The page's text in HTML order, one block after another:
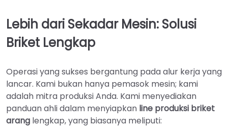
Lebih dari Sekadar Mesin: Solusi
Briket Lengkap
Operasi yang sukses bergantung pada alur kerja yang
lancar. Kami bukan hanya pemasok mesin; kami
adalah mitra produksi Anda. Kami menyediakan
panduan ahli dalam menyiapkan line produksi briket
arang lengkap, yang biasanya meliputi: